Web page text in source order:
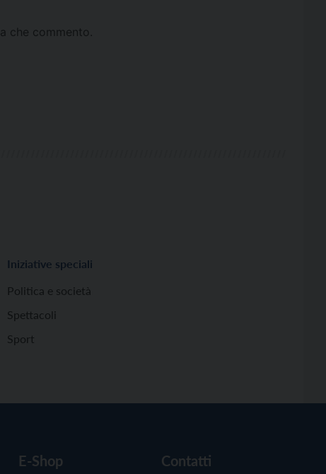
che commento.
Iniziative speciali
Politica e società
Spettacoli
Sport
E-Shop Contatti